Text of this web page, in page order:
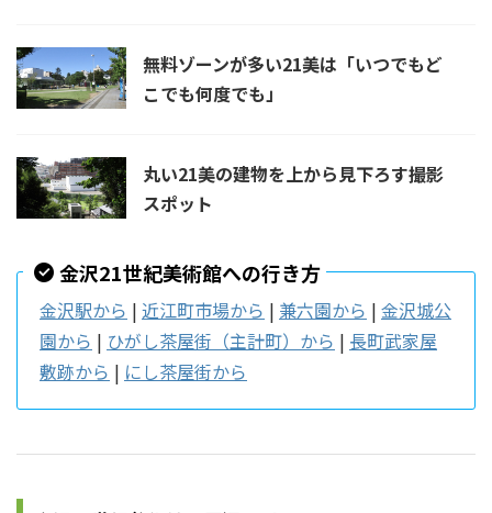
無料ゾーンが多い21美は「いつでもど
こでも何度でも」
丸い21美の建物を上から見下ろす撮影
スポット
金沢21世紀美術館への行き方
金沢駅から | 近江町市場から | 兼六園から | 金沢城公
園から | ひがし茶屋街（主計町）から | 長町武家屋
敷跡から | にし茶屋街から